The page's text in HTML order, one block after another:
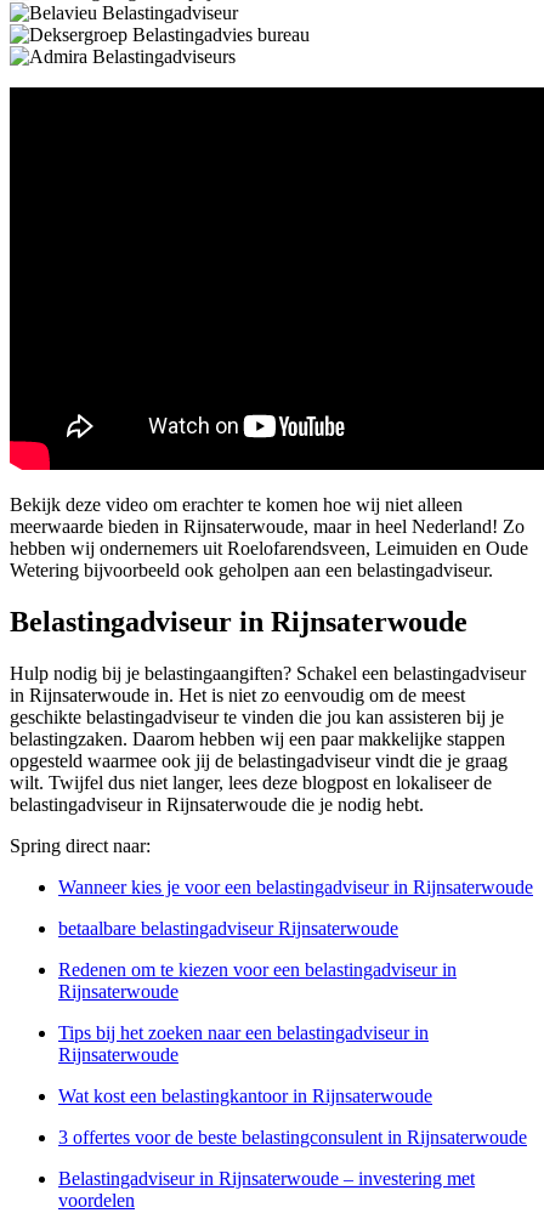
Bekijk deze video om erachter te komen hoe wij niet alleen
meerwaarde bieden in Rijnsaterwoude, maar in heel Nederland! Zo
hebben wij ondernemers uit Roelofarendsveen, Leimuiden en Oude
Wetering bijvoorbeeld ook geholpen aan een belastingadviseur.
Belastingadviseur in Rijnsaterwoude
Hulp nodig bij je belastingaangiften? Schakel een belastingadviseur
in Rijnsaterwoude in. Het is niet zo eenvoudig om de meest
geschikte belastingadviseur te vinden die jou kan assisteren bij je
belastingzaken. Daarom hebben wij een paar makkelijke stappen
opgesteld waarmee ook jij de belastingadviseur vindt die je graag
wilt. Twijfel dus niet langer, lees deze blogpost en lokaliseer de
belastingadviseur in Rijnsaterwoude die je nodig hebt.
Spring direct naar:
Wanneer kies je voor een belastingadviseur in Rijnsaterwoude
betaalbare belastingadviseur Rijnsaterwoude
Redenen om te kiezen voor een belastingadviseur in
Rijnsaterwoude
Tips bij het zoeken naar een belastingadviseur in
Rijnsaterwoude
Wat kost een belastingkantoor in Rijnsaterwoude
3 offertes voor de beste belastingconsulent in Rijnsaterwoude
Belastingadviseur in Rijnsaterwoude – investering met
voordelen